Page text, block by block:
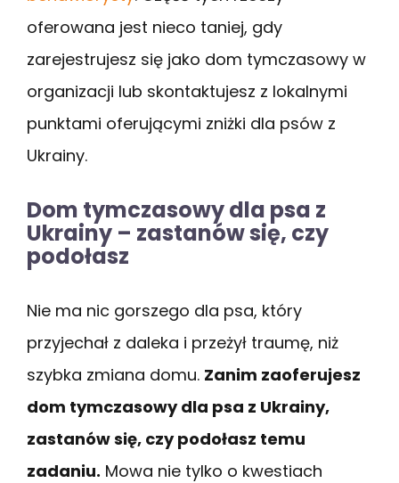
oferowana jest nieco taniej, gdy
zarejestrujesz się jako dom tymczasowy w
organizacji lub skontaktujesz z lokalnymi
punktami oferującymi zniżki dla psów z
Ukrainy.
Dom tymczasowy dla psa z
Ukrainy – zastanów się, czy
podołasz
Nie ma nic gorszego dla psa, który
przyjechał z daleka i przeżył traumę, niż
szybka zmiana domu. Zanim zaoferujesz
dom tymczasowy dla psa z Ukrainy,
zastanów się, czy podołasz temu
zadaniu. Mowa nie tylko o kwestiach